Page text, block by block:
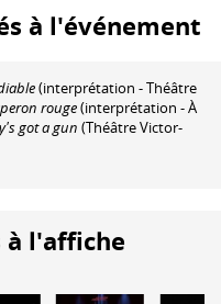
à l'événement
(interprétation - Théâtre
rouge(interprétation - À
got a gun (Théâtre Victor-
à l'affiche